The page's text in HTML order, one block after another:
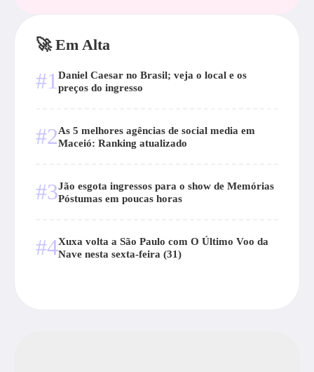
🚀 Em Alta
#1 Daniel Caesar no Brasil; veja o local e os
preços do ingresso
#2As 5 melhores agências de social media em
Maceió: Ranking atualizado
#3Jão esgota ingressos para o show de Memórias
Póstumas em poucas horas
#4Xuxa volta a São Paulo com O Último Voo da
Nave nesta sexta-feira (31)